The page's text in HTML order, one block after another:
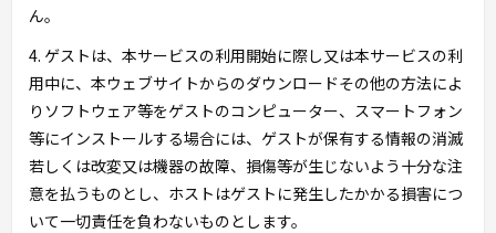
ん。
4. ゲストは、本サービスの利用開始に際し又は本サービスの利
用中に、本ウェブサイトからのダウンロードその他の方法によ
りソフトウェア等をゲストのコンピューター、スマートフォン
等にインストールする場合には、ゲストが保有する情報の消滅
若しくは改変又は機器の故障、損傷等が生じないよう十分な注
意を払うものとし、ホストはゲストに発生したかかる損害につ
いて一切責任を負わないものとします。